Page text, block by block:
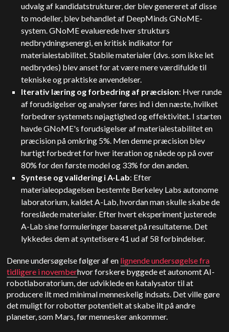
udvalg af kandidatstrukturer, der blev genereret af disse
to modeller, blev behandlet af DeepMinds GNoME-
system. GNoME evaluerede hver strukturs
nedbrydningsenergi, en kritisk indikator for
materialestabilitet. Stabile materialer (dvs. som ikke let
nedbrydes) blev anset for at være mere værdifulde til
tekniske og praktiske anvendelser.
Iterativ læring og forbedring af præcision: Hver runde
af forudsigelser og analyser føres ind i den næste, hvilket
forbedrer systemets nøjagtighed og effektivitet. I starten
havde GNoME's forudsigelser af materialestabilitet en
præcision på omkring 5%. Men denne præcision blev
hurtigt forbedret for hver iteration og nåede op på over
80% for den første model og 33% for den anden.
Syntese og validering i A-Lab: Efter
materialeopdagelsen bestemte Berkeley Labs autonome
laboratorium, kaldet A-Lab, hvordan man skulle skabe de
foreslåede materialer. Efter hvert eksperiment justerede
A-Lab sine formuleringer baseret på resultaterne. Det
lykkedes dem at syntetisere 41 ud af 58 forbindelser.
Denne undersøgelse følger af en lignende undersøgelse fra
tidligere i novemberhvor forskere byggede et autonomt AI-
robotlaboratorium, der udviklede en katalysator til at
producere ilt med minimal menneskelig indsats. Det ville gøre
det muligt for robotter potentielt at skabe ilt på andre
planeter, som Mars, før mennesker ankommer.